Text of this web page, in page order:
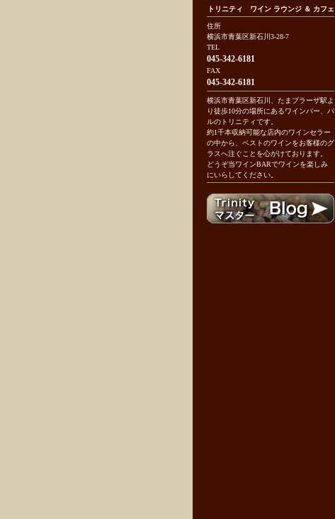
トリニティ ワイン ラウンジ ＆ カフェ
住所
横浜市青葉区新石川3-28-7
TEL
045-342-6181
FAX
045-342-6181
横浜市青葉区新石川、たまプラーザ駅よ
り徒歩10分の場所にあるワインバー、バ
ルのトリニティです。
約1千本収納可能な店内のワインセラー
の中から、ベストのワインをお客様のグ
ラスへ注ぐことを心がけております。
どうぞ当ワインBARでワインを楽しみ
にいらしてください。